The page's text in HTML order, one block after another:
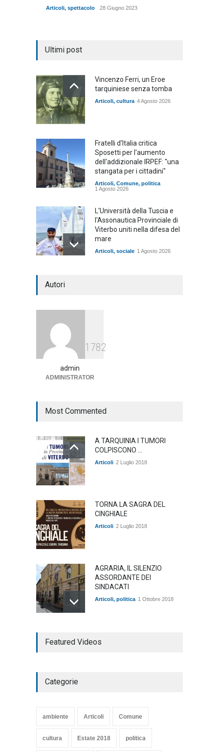
Articoli, spettacolo 28 Giugno 2023
Ultimi post
Vincenzo Ferri, un Eroe
tarquiniese senza tomba
Articoli, cultura 4 Agosto 2026
Fratelli d'Italia critica
Sposetti per l'aumento
dell'addizionale IRPEF: "una
stangata per i cittadini"
Articoli, Comune, politica
1 Agosto 2026
L'Università della Tuscia e
l'Assonautica Provinciale di
Viterbo uniti nella difesa del
mare
Articoli, sociale 1 Agosto 2026
arrivano i pagamenti PAC, la
Autori
1782
admin
ADMINISTRATOR
Most Commented
A TARQUINIA I TUMORI
COLPISCONO ...
Articoli 2 Luglio 2018
TORNA LA SAGRA DEL
CINGHIALE
Articoli 2 Luglio 2018
AGRARIA, IL SILENZIO
ASSORDANTE DEI
SINDACATI
Articoli, politica 1 Ottobre 2018
COMMEDIA"
TARQUINIA
Featured Videos
Categorie
ambiente Articoli Comune
cultura Estate 2018 politica